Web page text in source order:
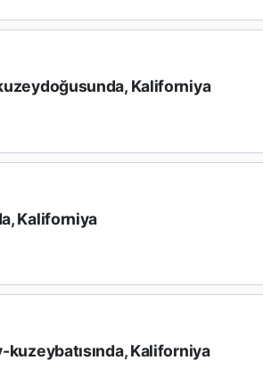
Kaliforniya
Kaliforniya
Kaliforniya